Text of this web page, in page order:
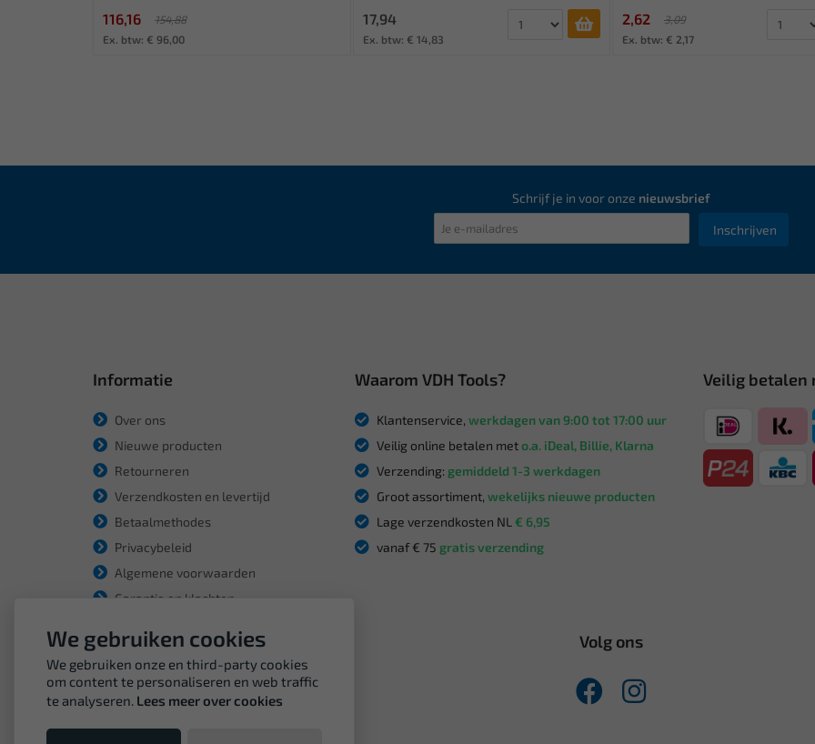
116,16
154,88
Ex. btw: € 96,00
17,94
Ex. btw: € 14,83
2,62
3,09
Ex. btw: € 2,17
Schrijf je in voor onze nieuwsbrief
Inschrijven
Informatie
Over ons
Nieuwe producten
Retourneren
Verzendkosten en levertijd
Betaalmethodes
Privacybeleid
Algemene voorwaarden
Garantie en klachten
Waarom VDH Tools?
Klantenservice, werkdagen van 9:00 tot 17:00 uur
Veilig online betalen meto.a. iDeal, Billie, Klarna
Verzending: gemiddeld 1-3 werkdagen
Groot assortiment, wekelijks nieuwe producten
Lage verzendkosten NL € 6,95
vanaf € 75 gratis verzending
Veilig betalen
Volg ons
We gebruiken cookies
We gebruiken onze en third-party cookies
om content te personaliseren en web traffic
te analyseren. Lees meer over cookies